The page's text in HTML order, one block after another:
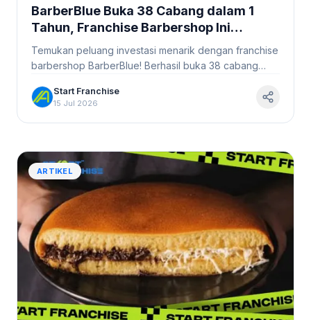
BarberBlue Buka 38 Cabang dalam 1
Tahun, Franchise Barbershop Ini
Terbukti Layak Dilirik Investor
#StartFranchise
Temukan peluang investasi menarik dengan franchise
barbershop BarberBlue! Berhasil buka 38 cabang
Start Franchise
15 Jul 2026
ARTIKEL